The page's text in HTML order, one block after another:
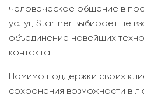
человеческое общение в
услуг, Starliner выбирает не
объединение новейших
контакта.
Помимо поддержки своих
сохранения возможности в